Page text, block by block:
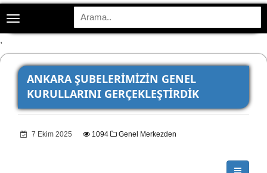
Toggle
navigation
,
ANKARA ŞUBELERİMİZİN GENEL
KURULLARINI GERÇEKLEŞTİRDİK
7 Ekim 2025 1094 Genel Merkezden